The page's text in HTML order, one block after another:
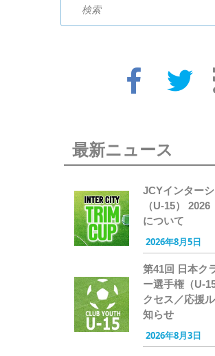
最新ニュース
JCYインター
（U-15）
について
2026年8月5日
第41回 日本ク
ー選手権（U-
クセス／応援
知らせ
2026年8月3日